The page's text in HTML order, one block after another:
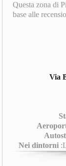
Questa zona di
base alle
Via
Nei dintorni